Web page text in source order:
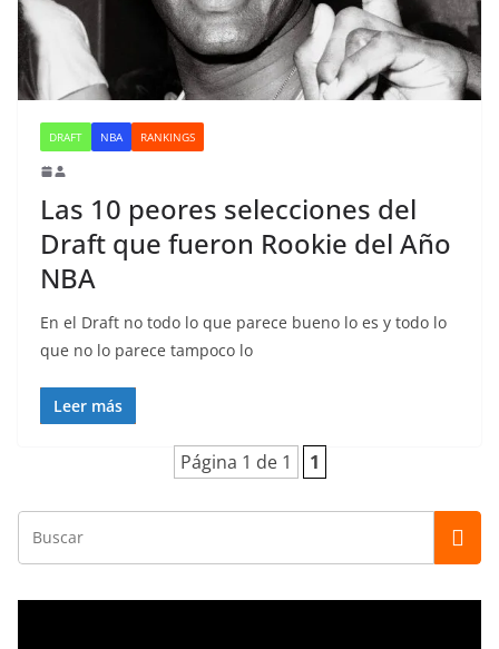
DRAFT NBA RANKINGS
Las 10 peores selecciones del
Draft que fueron Rookie del Año
NBA
En el Draft no todo lo que parece bueno lo es y todo lo
que no lo parece tampoco lo
Leer más
Página 1 de 1 1